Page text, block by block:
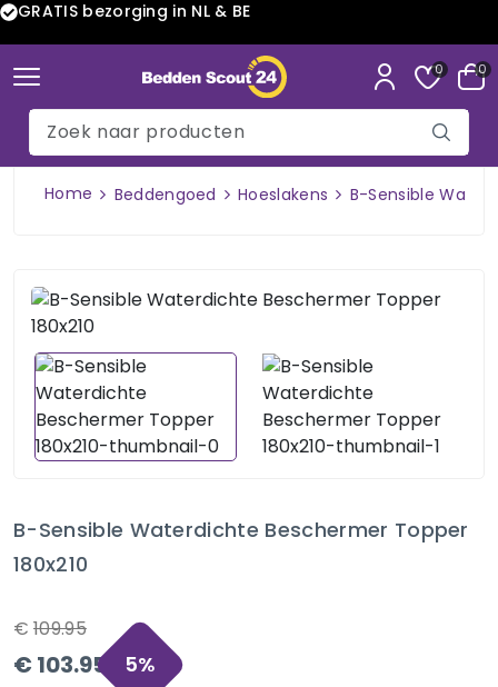
GRATIS bezorging in NL & BE
0 0
Home Beddengoed Hoeslakens B-Sensible
B-Sensible Waterdichte Beschermer Topper
180x210
€ 109.95
€ 103.95 5%